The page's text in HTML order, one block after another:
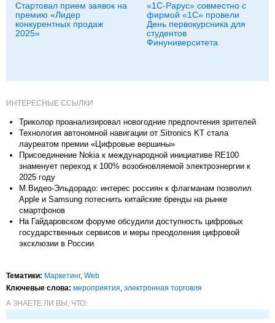
Стартовал прием заявок на
премию «Лидер
конкурентных продаж
2025»
«1С-Рарус» совместно с
фирмой «1С» провели
День первокурсника для
студентов
Финуниверситета
ИНТЕРЕСНЫЕ ССЫЛКИ
Триколор проанализировал новогодние предпочтения зрителей
Технология автономной навигации от Sitronics KT стала
лауреатом премии «Цифровые вершины»
Присоединение Nokia к международной инициативе RE100
знаменует переход к 100% возобновляемой электроэнергии к
2025 году
М.Видео-Эльдорадо: интерес россиян к флагманам позволил
Apple и Samsung потеснить китайские бренды на рынке
смартфонов
На Гайдаровском форуме обсудили доступность цифровых
государственных сервисов и меры преодоления цифровой
эксклюзии в России
Тематики: Маркетинг, Web
Ключевые слова: мероприятия, электронная торговля
А ЗНАЕТЕ ЛИ ВЫ, ЧТО: